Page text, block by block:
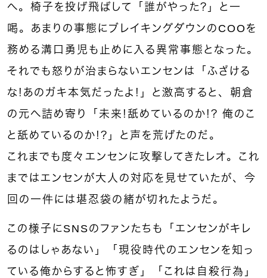
へ。椅子を投げ飛ばして「誰がやった？」と一
喝。あまりの事態にブレイキングダウンのCOOを
務める溝口勇児も止めに入る異常事態となった。
それでも怒りが治まらないエンセンは「ふざける
な！あのガキ本気だったよ！」と激高すると、朝倉
の元へ詰め寄り「未来！舐めているのか！？ 俺のこ
と舐めているのか！？」と声を荒げたのだ。
これまでも度々エンセンに攻撃してきたレオ。これ
まではエンセンが大人の対応を見せていたが、今
回の一件には堪忍袋の緒が切れたようだ。
この様子にSNSのファンたちも「エンセンがキレ
るのはしゃあない」「現役時代のエンセンを知っ
ている俺からすると怖すぎ」「これは自殺行為」